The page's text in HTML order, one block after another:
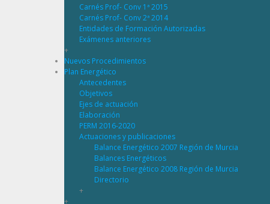
Carnés Prof- Conv 1ª 2015
Carnés Prof- Conv 2ª 2014
Entidades de Formación Autorizadas
Exámenes anteriores
+
Nuevos Procedimientos
Plan Energético
Antecedentes
Objetivos
Ejes de actuación
Elaboración
PERM 2016-2020
Actuaciones y publicaciones
Balance Energético 2007 Región de Murcia
Balances Energéticos
Balance Energético 2008 Región de Murcia
Directorio
+
+